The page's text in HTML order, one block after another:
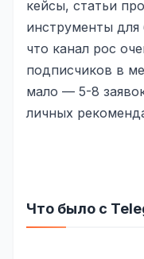
Реклама в Instagram
Реклама в
ИНТЕРНЕТ-
Настройка
кейсы, статьи
инструменты
что канал рос
подписчиков в
мало — 5-8
личных
Что было с